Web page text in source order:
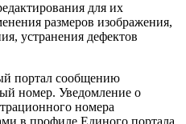
для их
размеров изображения,
устранения дефектов
портал сообщению
номер. Уведомление о
номера